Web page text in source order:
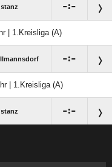
:
| 1.Kreisliga (A)
:
| 1.Kreisliga (A)
: